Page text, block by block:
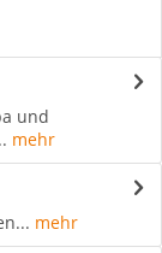
und
mehr
mehr